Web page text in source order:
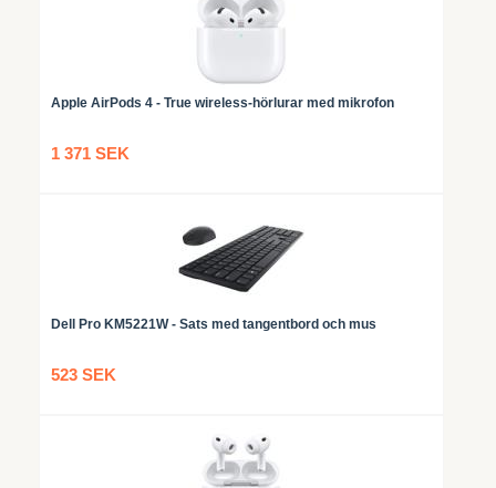
Apple AirPods 4 - True wireless-hörlurar med mikrofon
1 371 SEK
Dell Pro KM5221W - Sats med tangentbord och mus
523 SEK